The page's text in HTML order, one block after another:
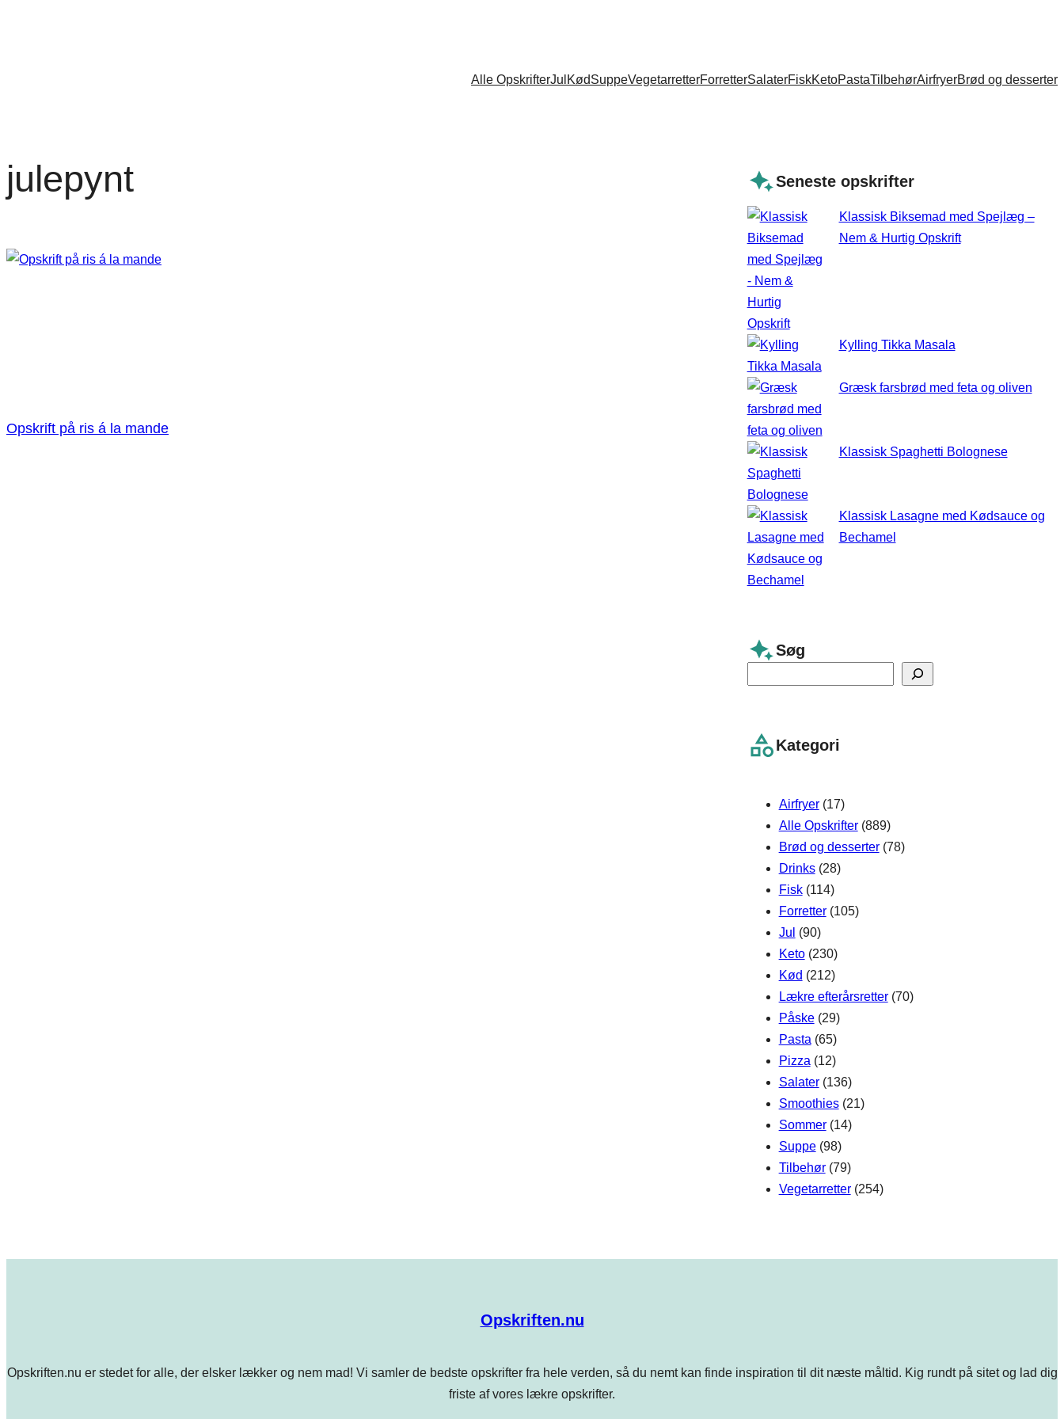
Alle OpskrifterJul KødSuppeVegetarretterForretterSalaterFiskKetoPastaTilbehørAirfryerBrød og desserter
julepynt
Opskrift på ris á la mande
Seneste opskrifter
Klassisk Biksemad med Spejlæg –
Nem & Hurtig Opskrift
Kylling Tikka Masala
Græsk farsbrød med feta og oliven
Klassisk Spaghetti Bolognese
Klassisk Lasagne med Kødsauce og
Bechamel
Søg
c
Kategori
Airfryer(17)
Alle Opskrifter(889)
Brød og desserter(78)
Drinks(28)
Fisk(114)
Forretter(105)
Jul (90)
Keto(230)
Kød (212)
Lækre efterårsretter(70)
Påske(29)
Pasta (65)
Pizza (12)
Salater(136)
Smoothies(21)
Sommer(14)
Suppe(98)
Tilbehør(79)
Vegetarretter(254)
Opskriften.nu
Opskriften.nu er stedet for alle, der elsker lækker og nem mad! Vi samler de bedste opskrifter fra hele verden, så du nemt kan finde inspiration til dit næste måltid. Kig rundt på sitet og lad dig
friste af vores lækre opskrifter.